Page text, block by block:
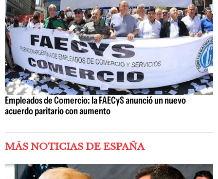
Empleados de Comercio: la FAECyS anunció un nuevo
acuerdo paritario con aumento
MÁS NOTICIAS DE ESPAÑA